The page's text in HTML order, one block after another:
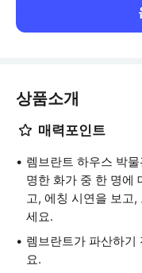
상품소개
매력포인트
렘브란트 하우스 박
명한 화가 중 한 명에
고, 에칭 시연을 보고
세요.
렘브란트가 파산하기
요.